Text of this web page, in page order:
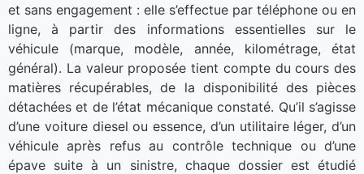
et sans engagement : elle s’effectue par téléphone ou en
ligne, à partir des informations essentielles sur le
véhicule (marque, modèle, année, kilométrage, état
général). La valeur proposée tient compte du cours des
matières récupérables, de la disponibilité des pièces
détachées et de l’état mécanique constaté. Qu’il s’agisse
d’une voiture diesel ou essence, d’un utilitaire léger, d’un
véhicule après refus au contrôle technique ou d’une
épave suite à un sinistre, chaque dossier est étudié